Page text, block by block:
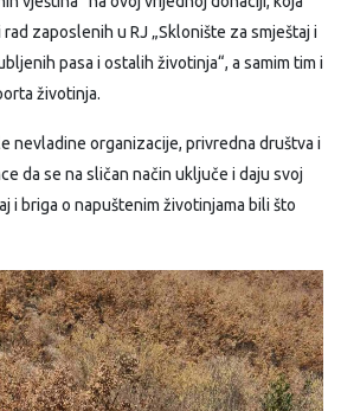
zaposlenih u RJ „Sklonište za smještaj i
pasa i ostalih životinja“, a samim tim i
životinja.
nevladine organizacije, privredna društva i
da se na sličan način uključe i daju svoj
i briga o napuštenim životinjama bili što